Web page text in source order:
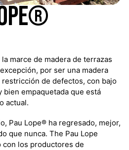
marce de madera de terrazas
por ser una madera
de defectos, con bajo
empaquetada que está
actual.
Pau Lope® ha regresado, mejor,
que nunca. The Pau Lope
con los productores de